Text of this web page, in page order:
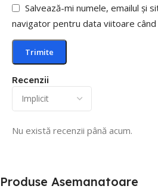
Recenzii
Nu există recenzii până acum.
Salvează-mi numele, emailul și
navigator pentru data viitoare
Produse Asemanatoare